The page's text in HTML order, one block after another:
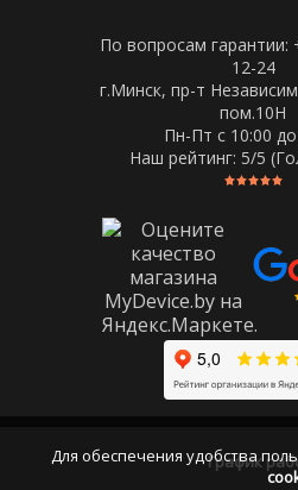
По вопросам гарантии:
12-24
г.Минск, пр-т
пом.10Н
Пн-Пт c 10:00
Наш рейтинг: 5/5
График
Для обеспечения удобства